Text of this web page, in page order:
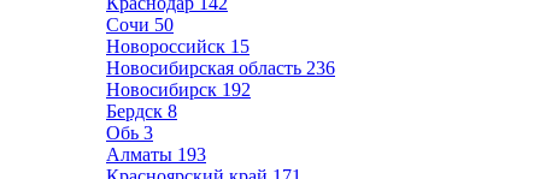
Сочи 50
Новороссийск 15
Новосибирская область 236
Новосибирск 192
Бердск 8
Обь 3
Алматы 193